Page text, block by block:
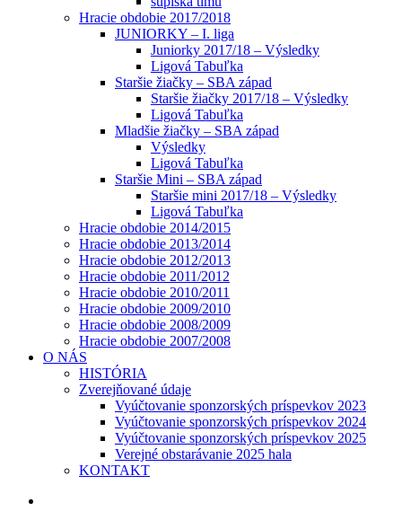
Hracie obdobie 2017/2018
JUNIORKY – I. liga
Juniorky 2017/18 – Výsledky
Ligová Tabuľka
Staršie žiačky – SBA západ
Staršie žiačky 2017/18 – Výsledky
Ligová Tabuľka
Mladšie žiačky – SBA západ
Výsledky
Ligová Tabuľka
Staršie Mini – SBA západ
Staršie mini 2017/18 – Výsledky
Ligová Tabuľka
Hracie obdobie 2014/2015
Hracie obdobie 2013/2014
Hracie obdobie 2012/2013
Hracie obdobie 2011/2012
Hracie obdobie 2010/2011
Hracie obdobie 2009/2010
Hracie obdobie 2008/2009
Hracie obdobie 2007/2008
O NÁS
HISTÓRIA
Zverejňované údaje
Vyúčtovanie sponzorských príspevkov 2023
Vyúčtovanie sponzorských príspevkov 2024
Vyúčtovanie sponzorských príspevkov 2025
Verejné obstarávanie 2025 hala
KONTAKT